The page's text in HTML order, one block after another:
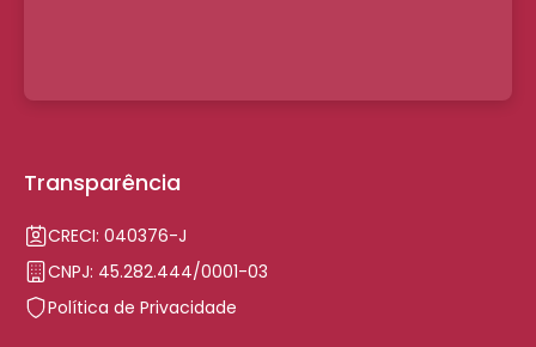
Transparência
CRECI: 040376-J
CNPJ: 45.282.444/0001-03
Política de Privacidade